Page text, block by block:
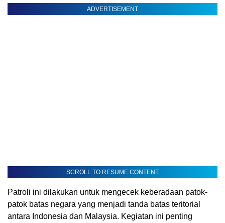
ADVERTISEMENT
SCROLL TO RESUME CONTENT
Patroli ini dilakukan untuk mengecek keberadaan patok-
patok batas negara yang menjadi tanda batas teritorial
antara Indonesia dan Malaysia. Kegiatan ini penting